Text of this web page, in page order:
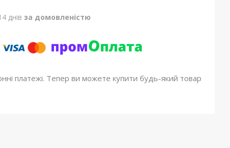
днів за домовленістю
платежі. Тепер ви можете купити будь-який товар